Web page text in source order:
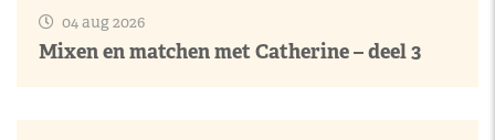
04 aug 2026
Mixen en matchen met Catherine – deel 3